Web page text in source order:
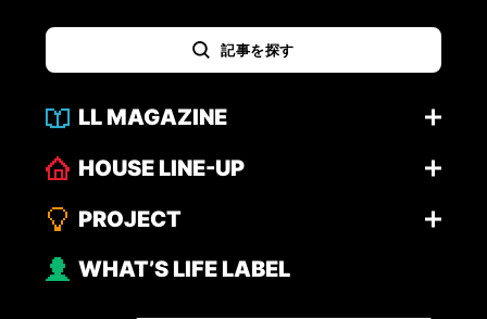
記事を探す
LL MAGAZINE
HOUSE LINE-UP
PROJECT
WHAT’S LIFE LABEL